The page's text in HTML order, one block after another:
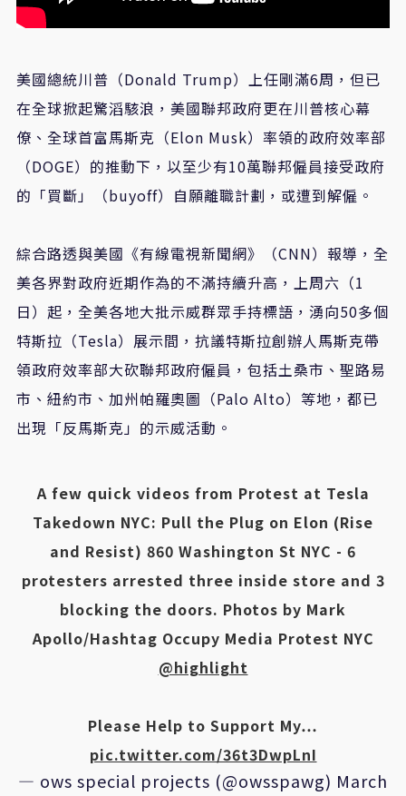
美國總統川普（Donald Trump）上任剛滿6周，但已
在全球掀起驚滔駭浪，美國聯邦政府更在川普核心幕
僚、全球首富馬斯克（Elon Musk）率領的政府效率部
（DOGE）的推動下，以至少有10萬聯邦僱員接受政府
的「買斷」（buyoff）自願離職計劃，或遭到解僱。
綜合路透與美國《有線電視新聞網》（CNN）報導，全
美各界對政府近期作為的不滿持續升高，上周六（1
日）起，全美各地大批示威群眾手持標語，湧向50多個
特斯拉（Tesla）展示間，抗議特斯拉創辦人馬斯克帶
領政府效率部大砍聯邦政府僱員，包括土桑市、聖路易
市、紐約市、加州帕羅奧圖（Palo Alto）等地，都已
出現「反馬斯克」的示威活動。
A few quick videos from Protest at Tesla
Takedown NYC: Pull the Plug on Elon (Rise
and Resist) 860 Washington St NYC - 6
protesters arrested three inside store and 3
blocking the doors. Photos by Mark
Apollo/Hashtag Occupy Media Protest NYC
@highlight
Please Help to Support My…
pic.twitter.com/36t3DwpLnI
— ows special projects (@owsspawg) March